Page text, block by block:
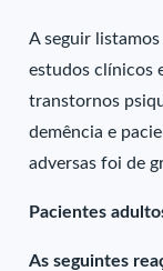
A seguir listamos
estudos clínicos
transtornos
demência e
adversas foi de
Pacientes
As seguintes